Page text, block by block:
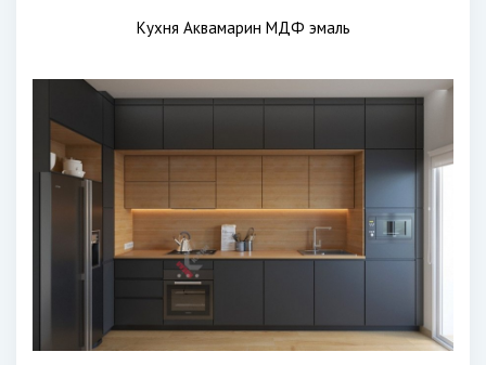
Кухня Аквамарин МДФ эмаль